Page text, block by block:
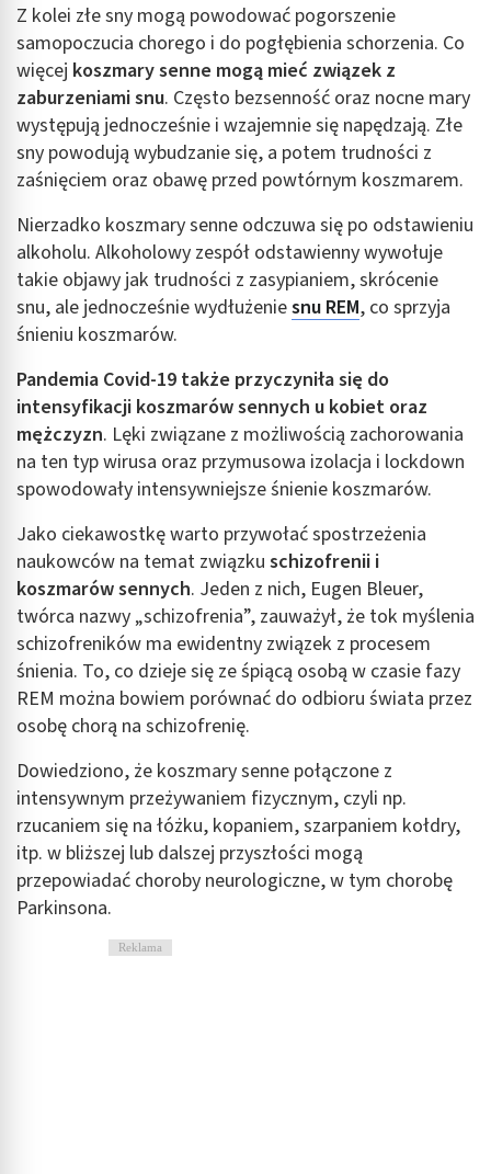
Z kolei złe sny mogą powodować pogorszenie
samopoczucia chorego i do pogłębienia schorzenia. Co
więcej koszmary senne mogą mieć związek z
zaburzeniami snu. Często bezsenność oraz nocne mary
występują jednocześnie i wzajemnie się napędzają. Złe
sny powodują wybudzanie się, a potem trudności z
zaśnięciem oraz obawę przed powtórnym koszmarem.
Nierzadko koszmary senne odczuwa się po odstawieniu
alkoholu. Alkoholowy zespół odstawienny wywołuje
takie objawy jak trudności z zasypianiem, skrócenie
snu, ale jednocześnie wydłużeniesnu REM, co sprzyja
śnieniu koszmarów.
Pandemia Covid-19 także przyczyniła się do
intensyfikacji koszmarów sennych u kobiet oraz
mężczyzn. Lęki związane z możliwością zachorowania
na ten typ wirusa oraz przymusowa izolacja i lockdown
spowodowały intensywniejsze śnienie koszmarów.
Jako ciekawostkę warto przywołać spostrzeżenia
naukowców na temat związku schizofrenii i
koszmarów sennych. Jeden z nich, Eugen Bleuer,
twórca nazwy „schizofrenia”, zauważył, że tok myślenia
schizofreników ma ewidentny związek z procesem
śnienia. To, co dzieje się ze śpiącą osobą w czasie fazy
REM można bowiem porównać do odbioru świata przez
osobę chorą na schizofrenię.
Dowiedziono, że koszmary senne połączone z
intensywnym przeżywaniem fizycznym, czyli np.
rzucaniem się na łóżku, kopaniem, szarpaniem kołdry,
itp. w bliższej lub dalszej przyszłości mogą
przepowiadać choroby neurologiczne, w tym chorobę
Parkinsona.
Reklama